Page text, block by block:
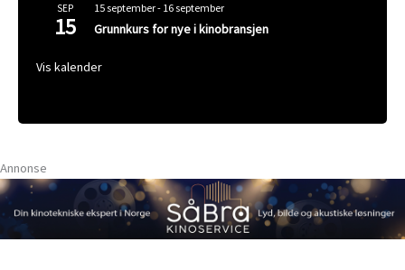
SEP
15
15 september- 16 september
Grunnkurs for nye i kinobransjen
Vis kalender
Annonse